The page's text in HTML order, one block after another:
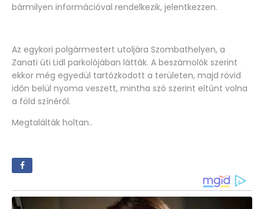
bármilyen információval rendelkezik, jelentkezzen.
Az egykori polgármestert utoljára Szombathelyen, a
Zanati úti Lidl parkolójában látták. A beszámolók szerint
ekkor még egyedül tartózkodott a területen, majd rövid
időn belül nyoma veszett, mintha szó szerint eltűnt volna
a föld színéről.
Megtalálták holtan..